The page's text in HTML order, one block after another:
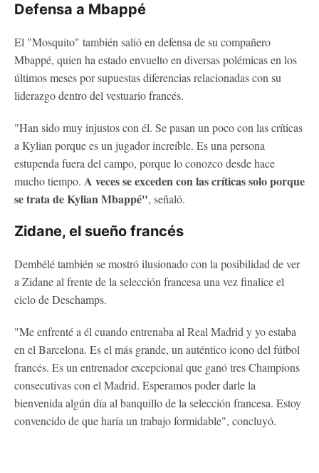
Defensa a Mbappé
El "Mosquito" también salió en defensa de su compañero
Mbappé, quien ha estado envuelto en diversas polémicas en los
últimos meses por supuestas diferencias relacionadas con su
liderazgo dentro del vestuario francés.
"Han sido muy injustos con él. Se pasan un poco con las críticas
a Kylian porque es un jugador increíble. Es una persona
estupenda fuera del campo, porque lo conozco desde hace
mucho tiempo. A veces se exceden con las críticas solo porque
se trata de Kylian Mbappé", señaló.
Zidane, el sueño francés
Dembélé también se mostró ilusionado con la posibilidad de ver
a Zidane al frente de la selección francesa una vez finalice el
ciclo de Deschamps.
"Me enfrenté a él cuando entrenaba al Real Madrid y yo estaba
en el Barcelona. Es el más grande, un auténtico icono del fútbol
francés. Es un entrenador excepcional que ganó tres Champions
consecutivas con el Madrid. Esperamos poder darle la
bienvenida algún día al banquillo de la selección francesa. Estoy
convencido de que haría un trabajo formidable", concluyó.